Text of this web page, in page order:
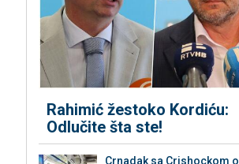
Rahimić žestoko Kordiću:
Odlučite šta ste!
Crnadak sa Crishockom o